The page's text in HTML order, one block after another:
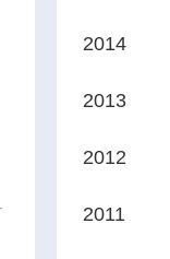
2014
2013
2012
2011